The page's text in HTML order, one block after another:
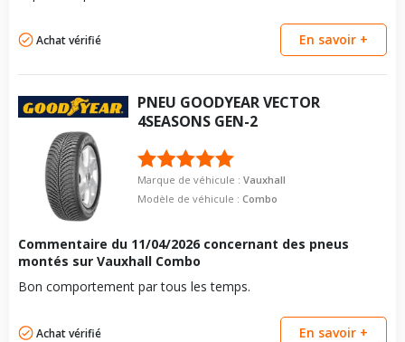
Achat vérifié En savoir +
PNEU GOODYEARVECTOR
4SEASONS GEN-2
Marque de véhicule :Vauxhall
Modèle de véhicule :Combo
Commentaire du 11/04/2026 concernant des pneus
montés sur Vauxhall Combo
Bon comportement par tous les temps.
Achat vérifié En savoir +